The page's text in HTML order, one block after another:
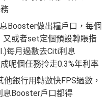
Booster做出糧戶口，每個
又或者set定個預設轉賬指
每月過數去Citi利息
呢個任務拎走0.3%年利率
銀行用轉數快FPS過數，
息Booster戶口都得